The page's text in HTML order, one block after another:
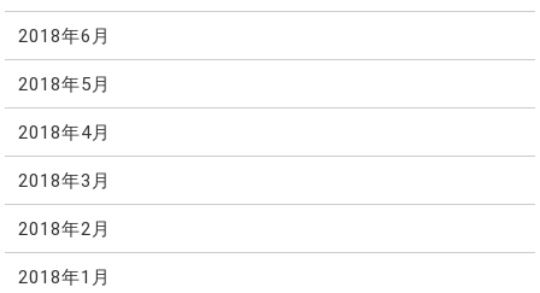
2018年6月
2018年5月
2018年4月
2018年3月
2018年2月
2018年1月